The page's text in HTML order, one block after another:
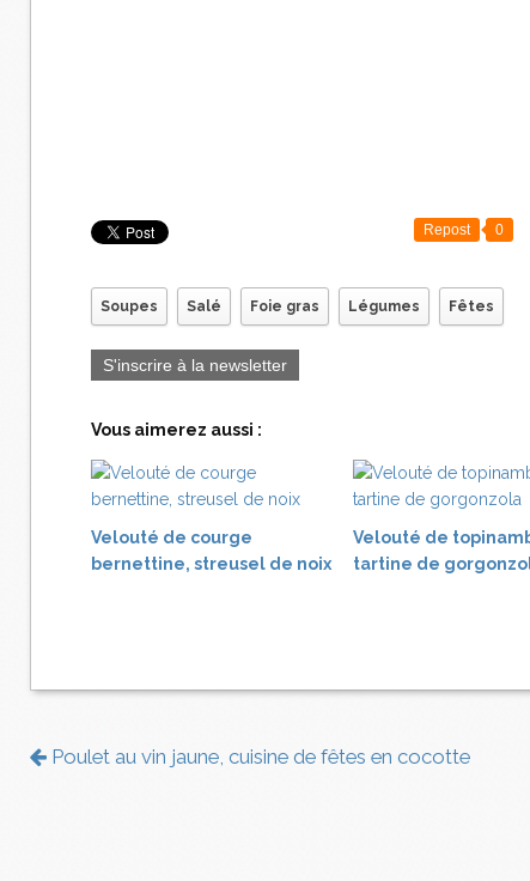
Repost 0
Soupes Salé Foie gras Légumes Fêtes
S'inscrire à la newsletter
Vous aimerez aussi :
Velouté de courge
bernettine, streusel de noix
Velouté de
tartine de
Poulet au vin jaune, cuisine de fêtes en cocotte